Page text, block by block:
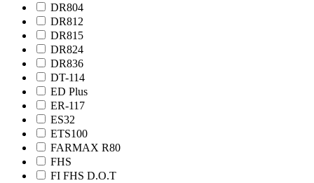
DR804
DR812
DR815
DR824
DR836
DT-114
ED Plus
ER-117
ES32
ETS100
FARMAX R80
FHS
FI FHS D.O.T